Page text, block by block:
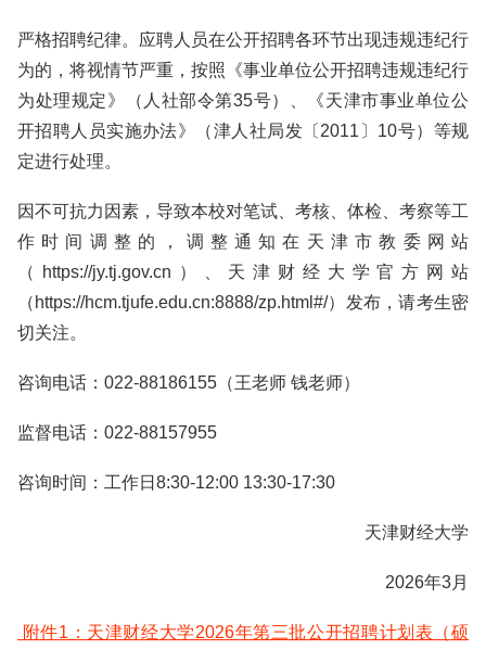
严格招聘纪律。应聘人员在公开招聘各环节出现违规违纪行
为的，将视情节严重，按照《事业单位公开招聘违规违纪行
为处理规定》（人社部令第35号）、《天津市事业单位公
开招聘人员实施办法》（津人社局发〔2011〕10号）等规
定进行处理。
因不可抗力因素，导致本校对笔试、考核、体检、考察等工
作时间调整的，调整通知在天津市教委网站
（https://jy.tj.gov.cn）、天津财经大学官方网站
（https://hcm.tjufe.edu.cn:8888/zp.html#/）发布，请考生密
切关注。
咨询电话：022-88186155（王老师 钱老师）
监督电话：022-88157955
咨询时间：工作日8:30-12:00 13:30-17:30
天津财经大学
2026年3月
附件1：天津财经大学2026年第三批公开招聘计划表（硕